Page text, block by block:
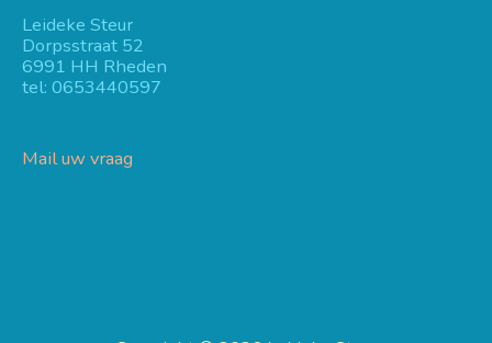
Leideke Steur
Dorpsstraat 52
6991 HH Rheden
tel: 0653440597
Mail uw vraag